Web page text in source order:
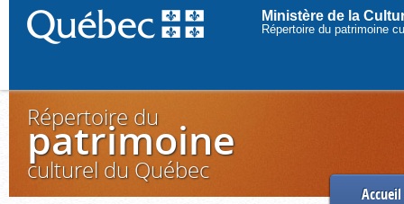
Ministère de la
Répertoire du patrimoine
Répertoire du
patrimoine
culturel du Québec
Accueil